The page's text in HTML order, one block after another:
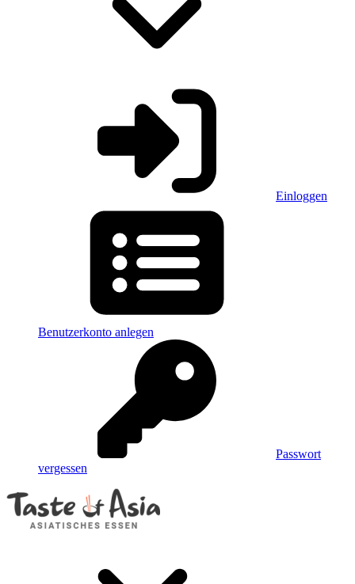
Einloggen
Benutzerkonto anlegen
Passwort
vergessen